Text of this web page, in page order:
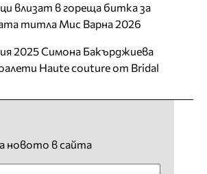
влизат в гореща битка за
титла Мис Варна 2026
2025 Симона Бакърджиева
Haute couture от Bridal
новото в сайта